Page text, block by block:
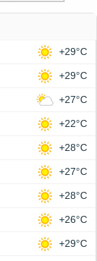
+29°C
+29°C
+27°C
+22°C
+28°C
+27°C
+28°C
+26°C
+29°C